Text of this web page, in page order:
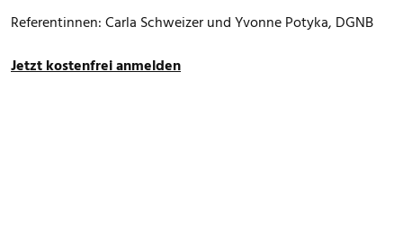
Referentinnen: Carla Schweizer und Yvonne Potyka, DGNB
Jetzt kostenfrei anmelden